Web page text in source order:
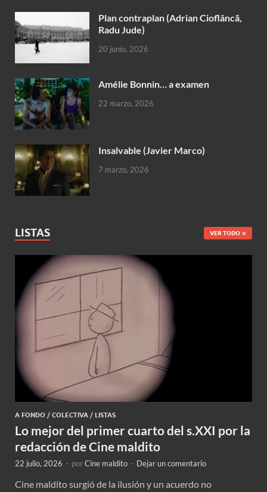
Plan contraplan (Adrian Cioflâncã,
Radu Jude)
20 junio, 2026
Amélie Bonnin… a examen
22 marzo, 2026
Insalvable (Javier Marco)
7 marzo, 2026
LISTAS VER TODO
A FONDO / COLECTIVA / LISTAS
Lo mejor del primer cuarto del s.XXI por la
redacción de Cine maldito
22 julio, 2026 - porCine maldito - Dejar un comentario
Cine maldito surgió de la ilusión y un acuerdo no